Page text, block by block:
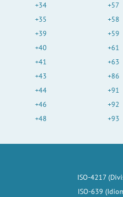
+34
+35
+39
+40
+41
+43
+44
+46
+48
+57
+58
+59
+61
+63
+86
+91
+92
+93
ISO-4217
ISO-639